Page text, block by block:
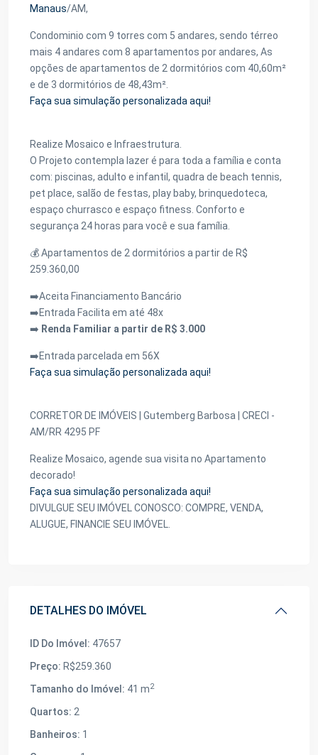
Manaus/AM,
Condominio com 9 torres com 5 andares, sendo térreo
mais 4 andares com 8 apartamentos por andares, As
opções de apartamentos de 2 dormitórios com 40,60m²
e de 3 dormitórios de 48,43m².
Faça sua simulação personalizada aqui!
Realize Mosaico e Infraestrutura.
O Projeto contempla lazer é para toda a família e conta
com: piscinas, adulto e infantil, quadra de beach tennis,
pet place, salão de festas, play baby, brinquedoteca,
espaço churrasco e espaço fitness. Conforto e
segurança 24 horas para você e sua família.
💰 Apartamentos de 2 dormitórios a partir de R$
259.360,00
➡️Aceita Financiamento Bancário
➡️Entrada Facilita em até 48x
➡️ Renda Familiar a partir de R$ 3.000
➡️Entrada parcelada em 56X
Faça sua simulação personalizada aqui!
CORRETOR DE IMÓVEIS | Gutemberg Barbosa | CRECI -
AM/RR 4295 PF
Realize Mosaico, agende sua visita no Apartamento
decorado!
Faça sua simulação personalizada aqui!
DIVULGUE SEU IMÓVEL CONOSCO: COMPRE, VENDA,
ALUGUE, FINANCIE SEU IMÓVEL.
DETALHES DO IMÓVEL
ID Do Imóvel: 47657
Preço: R$259.360
Tamanho do Imóvel: 41 m2
Quartos: 2
Banheiros: 1